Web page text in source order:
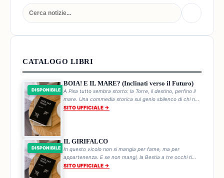
CATALOGO LIBRI
DISPONIBILE
BOIA! E IL MARE? (Inclinati verso il Futuro)
A Pisa tutto sembra storto: la Torre, il destino, perfino il
mare. Una commedia storica sul genio sbilenco di chi non
cade mai.
SITO UFFICIALE →
DISPONIBILE
IL GIRIFALCO
In questo vicolo non si mangia per fame, ma per
appartenenza. E se non mangi, la Bestia a tre occhi ti
trova. Ogni pranzo è una sentenza.
SITO UFFICIALE →